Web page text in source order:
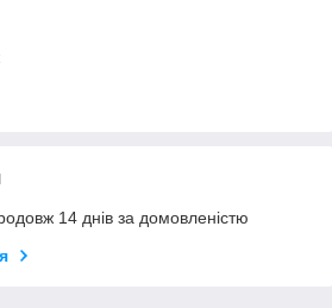
14 днів за домовленістю